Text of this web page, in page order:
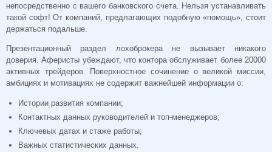
непосредственно с вашего банковского счета. Нельзя устанавливать
такой софт! От компаний, предлагающих подобную «помощь», стоит
держаться подальше.
Презентационный раздел лохоброкера не вызывает никакого
доверия. Аферисты убеждают, что контора обслуживает более 20000
активных трейдеров. Поверхностное сочинение о великой миссии,
амбициях и мотивациях не содержит важнейшей информации о:
Истории развития компании;
Контактных данных руководителей и топ-менеджеров;
Ключевых датах и стаже работы;
Важных статистических данных.